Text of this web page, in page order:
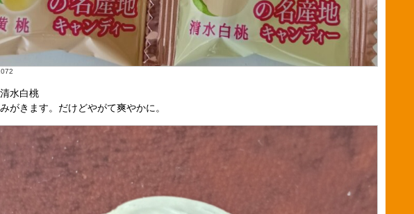
水白桃
がきます。だけどやがて爽やかに。